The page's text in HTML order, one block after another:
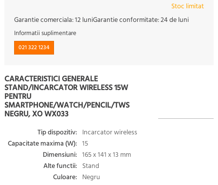
Stoc limitat
Garantie comerciala:12 luniGarantie conformitate:24 de luni
Informatii suplimentare
021 322 1234
CARACTERISTICI GENERALE
STAND/INCARCATOR WIRELESS 15W
PENTRU
SMARTPHONE/WATCH/PENCIL/TWS
NEGRU, XO WX033
Tip dispozitiv: Incarcator wireless
Capacitate maxima (W): 15
Dimensiuni: 165 x 141 x 13 mm
Alte functii: Stand
Culoare: Negru